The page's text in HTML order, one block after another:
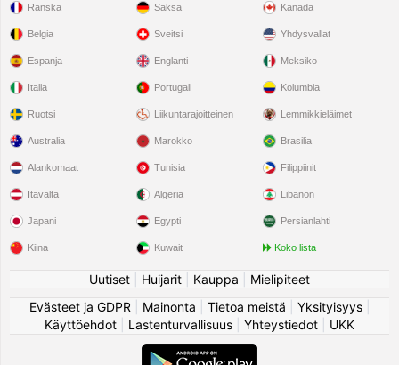
Ranska
Belgia
Espanja
Italia
Ruotsi
Saksa
Sveitsi
Englanti
Portugali
Liikuntarajoitteinen
Kanada
Yhdysvallat
Meksiko
Kolumbia
Lemmikkieläimet
Australia
Alankomaat
Itävalta
Japani
Kiina
Marokko
Tunisia
Algeria
Egypti
Kuwait
Brasilia
Filippiinit
Libanon
Persianlahti
Koko lista
Uutiset Huijarit Kauppa
Mielipiteet
Evästeet ja GDPR
Mainonta Tietoa meistä Yksityisyys|
Käyttöehdot
Lastenturvallisuus Yhteystiedot UKK